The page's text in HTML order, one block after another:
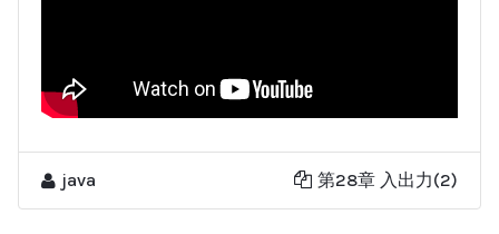
java 第28章 入出力(2)